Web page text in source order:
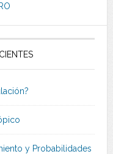
y Probabilidades